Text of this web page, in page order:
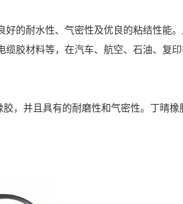
的耐水性、气密性及优良的粘结性能
胶材料等，在汽车、航空、石油、复
，并且具有的耐磨性和气密性。丁晴橡